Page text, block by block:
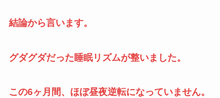
結論から言います。
グダグダだった睡眠リズムが整いました。
この6ヶ月間、ほぼ昼夜逆転になっていません。